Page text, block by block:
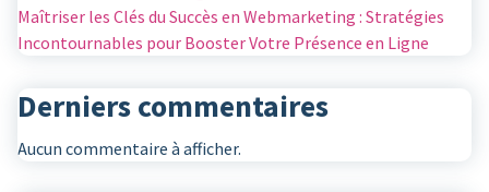
Maîtriser les Clés du Succès en Webmarketing : Stratégies
Incontournables pour Booster Votre Présence en Ligne
Derniers commentaires
Aucun commentaire à afficher.